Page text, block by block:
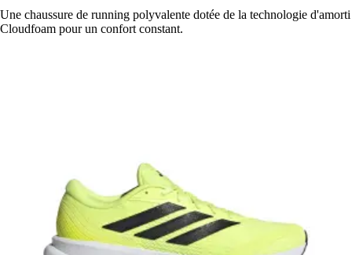
Une chaussure de running polyvalente dotée de la technologie d'amorti
Cloudfoam pour un confort constant.